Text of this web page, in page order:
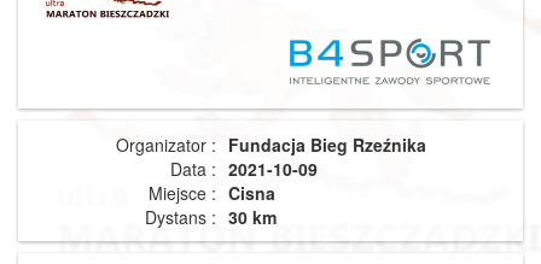
Organizator : Fundacja Bieg Rzeźnika
Data : 2021-10-09
Miejsce : Cisna
Dystans : 30 km